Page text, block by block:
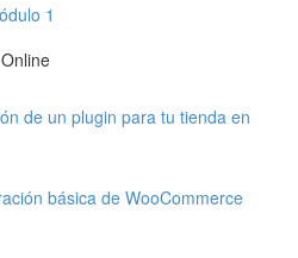
1
de un plugin para tu tienda en
básica de WooCommerce